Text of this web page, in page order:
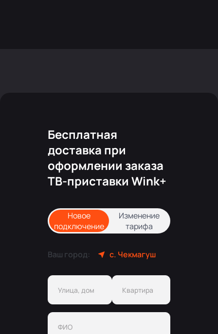
Бесплатная
доставка при
оформлении заказа
ТВ-приставки Wink+
Новое
подключение
Изменение
тарифа
Ваш город: с. Чекмагуш